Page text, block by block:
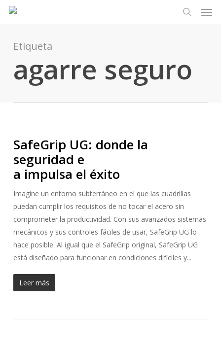
principalEtiqueta
agarre seguro
SafeGrip UG: donde la
seguridad e
a impulsa el éxito
Imagine un entorno subterráneo en el que las cuadrillas
puedan cumplir los requisitos de no tocar el acero sin
comprometer la productividad. Con sus avanzados sistemas
mecánicos y sus controles fáciles de usar, SafeGrip UG lo
hace posible. Al igual que el SafeGrip original, SafeGrip UG
está diseñado para funcionar en condiciones difíciles y...
Leer más